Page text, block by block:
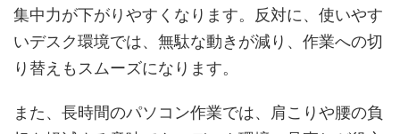
集中力が下がりやすくなります。反対に、使いやす
いデスク環境では、無駄な動きが減り、作業への切
り替えもスムーズになります。
また、長時間のパソコン作業では、肩こりや腰の負